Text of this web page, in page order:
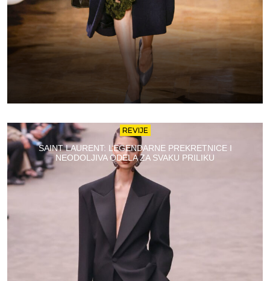
REVIJE
SAINT LAURENT: LEGENDARNE PREKRETNICE I
NEODOLJIVA ODELA ZA SVAKU PRILIKU